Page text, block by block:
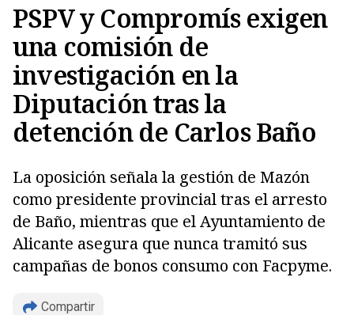
PSPV y Compromís exigen
una comisión de
investigación en la
Diputación tras la
detención de Carlos Baño
La oposición señala la gestión de Mazón
como presidente provincial tras el arresto
de Baño, mientras que el Ayuntamiento de
Alicante asegura que nunca tramitó sus
campañas de bonos consumo con Facpyme.
Compartir